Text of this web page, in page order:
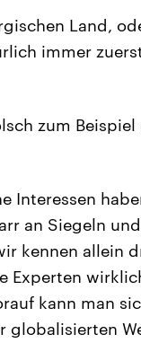
Land,
immer
zum
Interessen
an Siegeln
kennen allein
Experten
kann man
globalisierten